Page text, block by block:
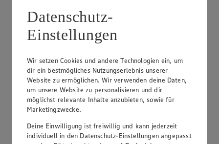
Datenschutz-
Einstellungen
Wir setzen Cookies und andere Technologien ein, um
dir ein bestmögliches Nutzungserlebnis unserer
Website zu ermöglichen. Wir verwenden deine Daten,
um unsere Website zu personalisieren und dir
möglichst relevante Inhalte anzubieten, sowie für
Marketingzwecke.
Deine Einwilligung ist freiwillig und kann jederzeit
individuell in den Datenschutz-Einstellungen angepasst